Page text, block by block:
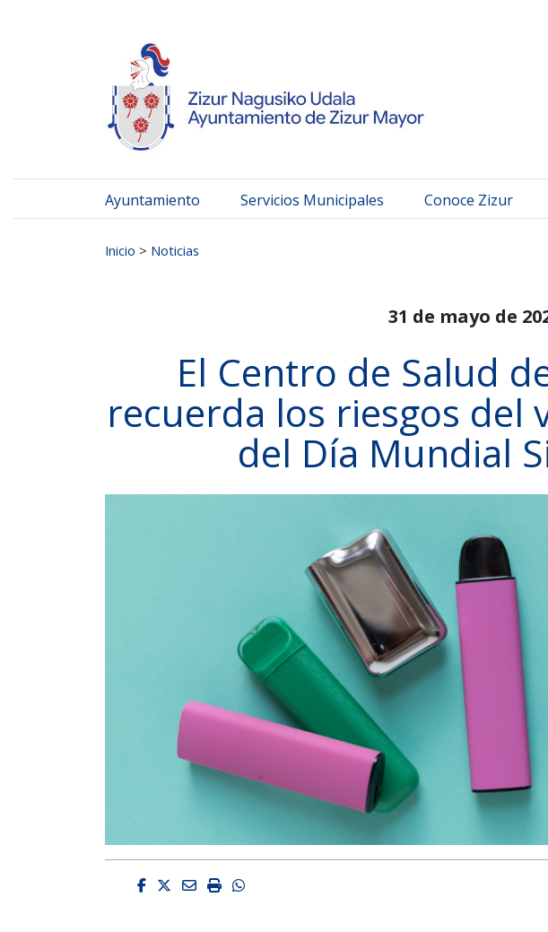
Ayuntamiento Servicios Municipales Conoce Zizur
Inicio > Noticias
31 de mayo de
El Centro de Salud
recuerda los riesgos del
del Día Mundial
Facebook
Twitter
EmailImprimirWhatsapp